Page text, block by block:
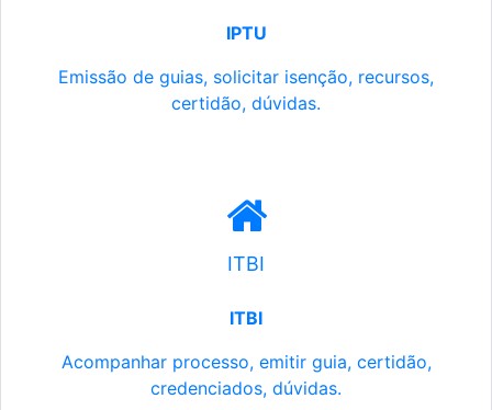
IPTU
Emissão de guias, solicitar isenção, recursos,
certidão, dúvidas.
ITBI
ITBI
Acompanhar processo, emitir guia, certidão,
credenciados, dúvidas.